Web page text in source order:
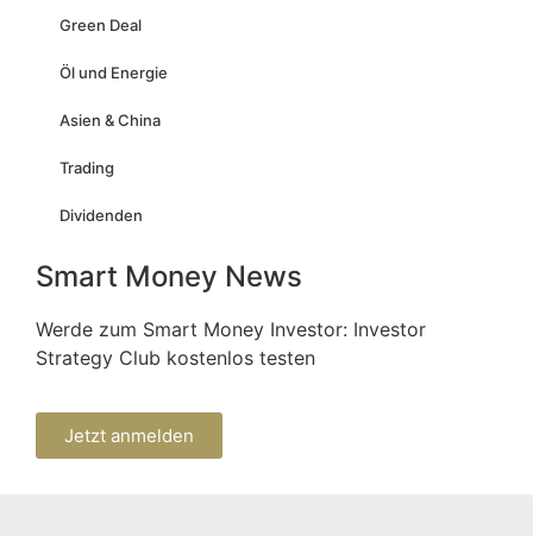
Green Deal
Öl und Energie
Asien & China
Trading
Dividenden
Smart Money News
Werde zum Smart Money Investor: Investor
Strategy Club kostenlos testen
Jetzt anmelden